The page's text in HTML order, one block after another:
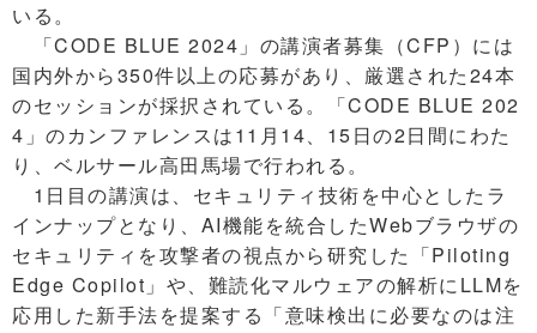
いる。
「CODE BLUE 2024」の講演者募集（CFP）には
国内外から350件以上の応募があり、厳選された24本
のセッションが採択されている。「CODE BLUE 202
4」のカンファレンスは11月14、15日の2日間にわた
り、ベルサール高田馬場で行われる。
1日目の講演は、セキュリティ技術を中心としたラ
インナップとなり、AI機能を統合したWebブラウザの
セキュリティを攻撃者の視点から研究した「Piloting
Edge Copilot」や、難読化マルウェアの解析にLLMを
応用した新手法を提案する「意味検出に必要なのは注